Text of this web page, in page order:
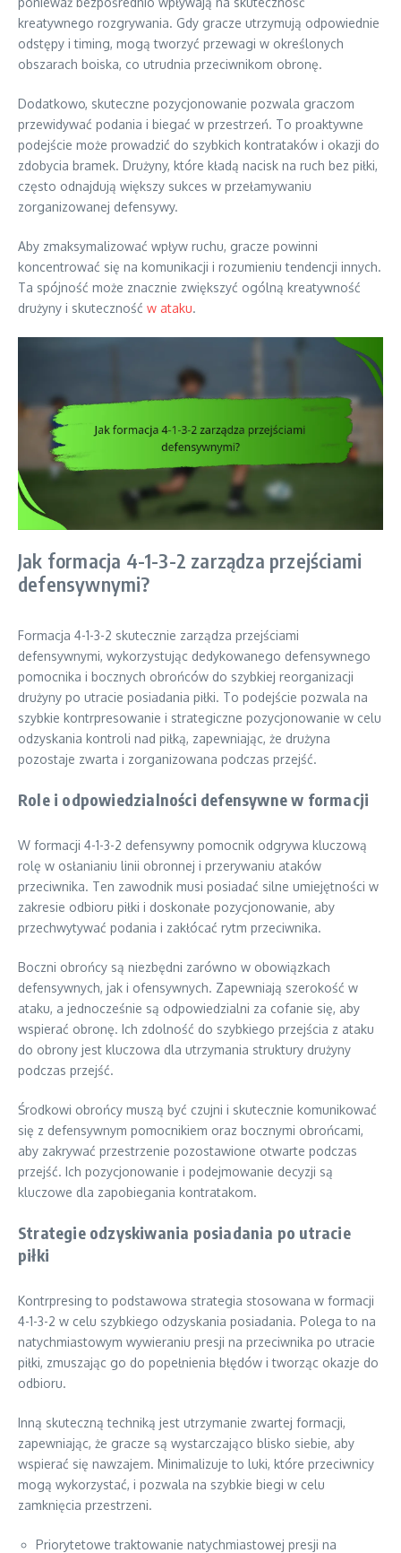
kreatywnego rozgrywania. Gdy gracze utrzymują odpowiednie
odstępy i timing, mogą tworzyć przewagi w określonych
obszarach boiska, co utrudnia przeciwnikom obronę.
Dodatkowo, skuteczne pozycjonowanie pozwala graczom
przewidywać podania i biegać w przestrzeń. To proaktywne
podejście może prowadzić do szybkich kontrataków i okazji do
zdobycia bramek. Drużyny, które kładą nacisk na ruch bez piłki,
często odnajdują większy sukces w przełamywaniu
zorganizowanej defensywy.
Aby zmaksymalizować wpływ ruchu, gracze powinni
koncentrować się na komunikacji i rozumieniu tendencji innych.
Ta spójność może znacznie zwiększyć ogólną kreatywność
drużyny i skuteczność w ataku.
Jak formacja 4-1-3-2 zarządza przejściami
defensywnymi?
Formacja 4-1-3-2 skutecznie zarządza przejściami
defensywnymi, wykorzystując dedykowanego defensywnego
pomocnika i bocznych obrońców do szybkiej reorganizacji
drużyny po utracie posiadania piłki. To podejście pozwala na
szybkie kontrpresowanie i strategiczne pozycjonowanie w celu
odzyskania kontroli nad piłką, zapewniając, że drużyna
pozostaje zwarta i zorganizowana podczas przejść.
Role i odpowiedzialności defensywne w formacji
W formacji 4-1-3-2 defensywny pomocnik odgrywa kluczową
rolę w osłanianiu linii obronnej i przerywaniu ataków
przeciwnika. Ten zawodnik musi posiadać silne umiejętności w
zakresie odbioru piłki i doskonałe pozycjonowanie, aby
przechwytywać podania i zakłócać rytm przeciwnika.
Boczni obrońcy są niezbędni zarówno w obowiązkach
defensywnych, jak i ofensywnych. Zapewniają szerokość w
ataku, a jednocześnie są odpowiedzialni za cofanie się, aby
wspierać obronę. Ich zdolność do szybkiego przejścia z ataku
do obrony jest kluczowa dla utrzymania struktury drużyny
podczas przejść.
Środkowi obrońcy muszą być czujni i skutecznie komunikować
się z defensywnym pomocnikiem oraz bocznymi obrońcami,
aby zakrywać przestrzenie pozostawione otwarte podczas
przejść. Ich pozycjonowanie i podejmowanie decyzji są
kluczowe dla zapobiegania kontratakom.
Strategie odzyskiwania posiadania po utracie
piłki
Kontrpresing to podstawowa strategia stosowana w formacji
4-1-3-2 w celu szybkiego odzyskania posiadania. Polega to na
natychmiastowym wywieraniu presji na przeciwnika po utracie
piłki, zmuszając go do popełnienia błędów i tworząc okazje do
odbioru.
Inną skuteczną techniką jest utrzymanie zwartej formacji,
zapewniając, że gracze są wystarczająco blisko siebie, aby
wspierać się nawzajem. Minimalizuje to luki, które przeciwnicy
mogą wykorzystać, i pozwala na szybkie biegi w celu
zamknięcia przestrzeni.
Priorytetowe traktowanie natychmiastowej presji na